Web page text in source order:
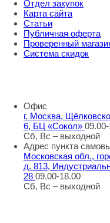
Отдел закупок
Карта сайта
Статьи
Публичная оферта
Проверенный
Система скидок
Офис
г. Москва,
6, БЦ «Сокол»
Сб, Вс – выходной
Адрес пункта
Московская обл.,
д. 813,
28 09.00-18.00
Сб, Вс – выходной